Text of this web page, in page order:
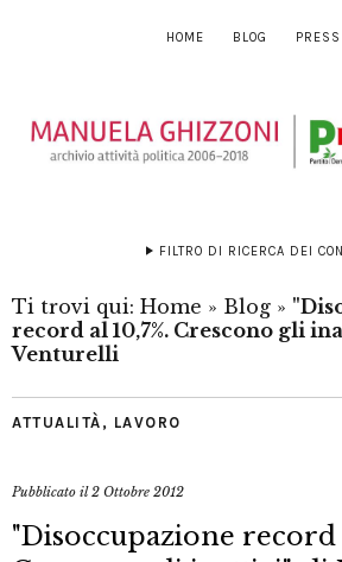
HOME BLOG
FILTRO DI RICERCA DEI
Ti trovi qui: Home » Blog »
record al 10,7%. Crescono gli
Venturelli
ATTUALITÀ , LAVORO
Pubblicato il2 Ottobre 2012
"Disoccupazione record